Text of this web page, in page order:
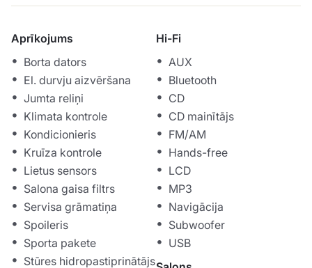
Aprīkojums
Borta dators
El. durvju aizvēršana
Jumta reliņi
Klimata kontrole
Kondicionieris
Kruīza kontrole
Lietus sensors
Salona gaisa filtrs
Servisa grāmatiņa
Spoileris
Sporta pakete
Stūres hidropastiprinātājs
Hi-Fi
AUX
Bluetooth
CD
CD mainītājs
FM/AM
Hands-free
LCD
MP3
Navigācija
Subwoofer
USB